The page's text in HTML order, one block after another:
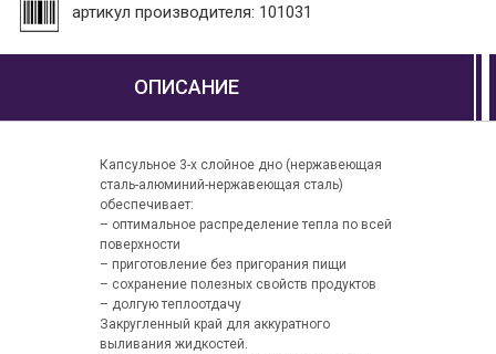
артикул производителя: 101031
ОПИСАНИЕ
Капсульное 3-х слойное дно (нержавеющая
сталь-алюминий-нержавеющая сталь)
обеспечивает:
– оптимальное распределение тепла по всей
поверхности
– приготовление без пригорания пищи
– сохранение полезных свойств продуктов
– долгую теплоотдачу
Закругленный край для аккуратного
выливания жидкостей.